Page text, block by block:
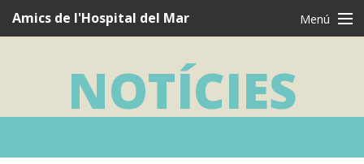
Navegació
principal
Amics de l'Hospital del Mar Menú
Què fem
Vull ser AMIC
NOTÍCIES